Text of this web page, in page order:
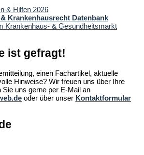
& Hilfen 2026
Krankenhausrecht Datenbank
Krankenhaus- & Gesundheitsmarkt
ist gefragt!
einen Fachartikel, aktuelle
Hinweise? Wir freuen uns über Ihre
Sie uns gerne per E-Mail an
oder über unser Kontaktformular